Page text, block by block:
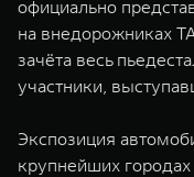
официально
на внедорожниках
зачёта весь
участники,
Экспозиция
крупнейших городах